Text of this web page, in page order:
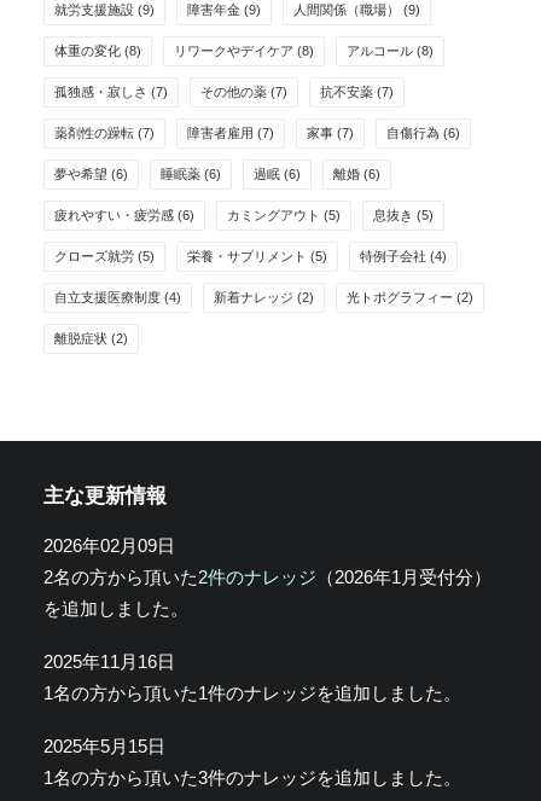
就労支援施設 (9) 障害年金 (9) 人間関係（職場） (9)
体重の変化 (8) リワークやデイケア (8) アルコール (8)
孤独感・寂しさ (7) その他の薬 (7) 抗不安薬 (7)
薬剤性の躁転 (7) 障害者雇用 (7) 家事 (7) 自傷行為 (6)
夢や希望 (6) 睡眠薬 (6) 過眠 (6) 離婚 (6)
疲れやすい・疲労感 (6) カミングアウト (5) 息抜き (5)
クローズ就労 (5) 栄養・サプリメント (5) 特例子会社 (4)
自立支援医療制度 (4) 新着ナレッジ (2) 光トポグラフィー (2)
離脱症状 (2)
主な更新情報
2026年02月09日
2名の方から頂いた2件のナレッジ （2026年1月受付分）
を追加しました。
2025年11月16日
1名の方から頂いた1件のナレッジを追加しました。
2025年5月15日
1名の方から頂いた3件のナレッジを追加しました。